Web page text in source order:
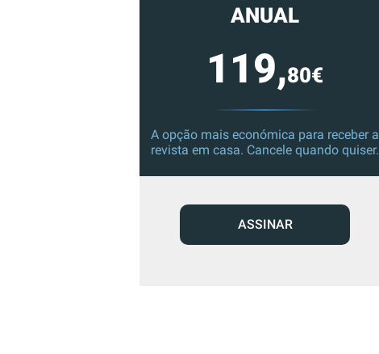
ANUAL
119,80€
A opção mais económica para receber a
revista em casa. Cancele quando quiser.
ASSINAR